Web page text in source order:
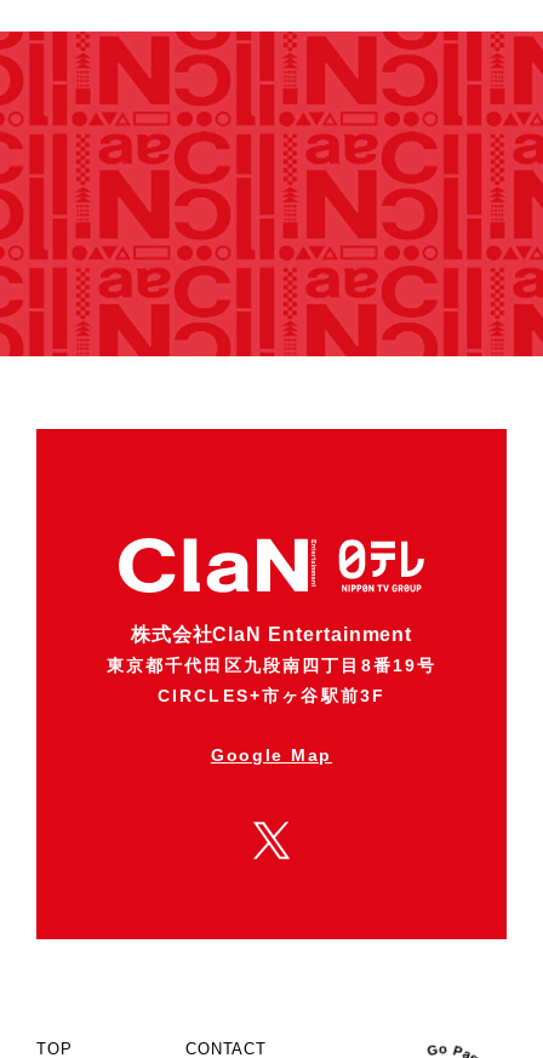
株式会社ClaN Entertainment
東京都千代田区九段南四丁目8番19号
CIRCLES+市ヶ谷駅前3F
Google Map
TOP CONTACT